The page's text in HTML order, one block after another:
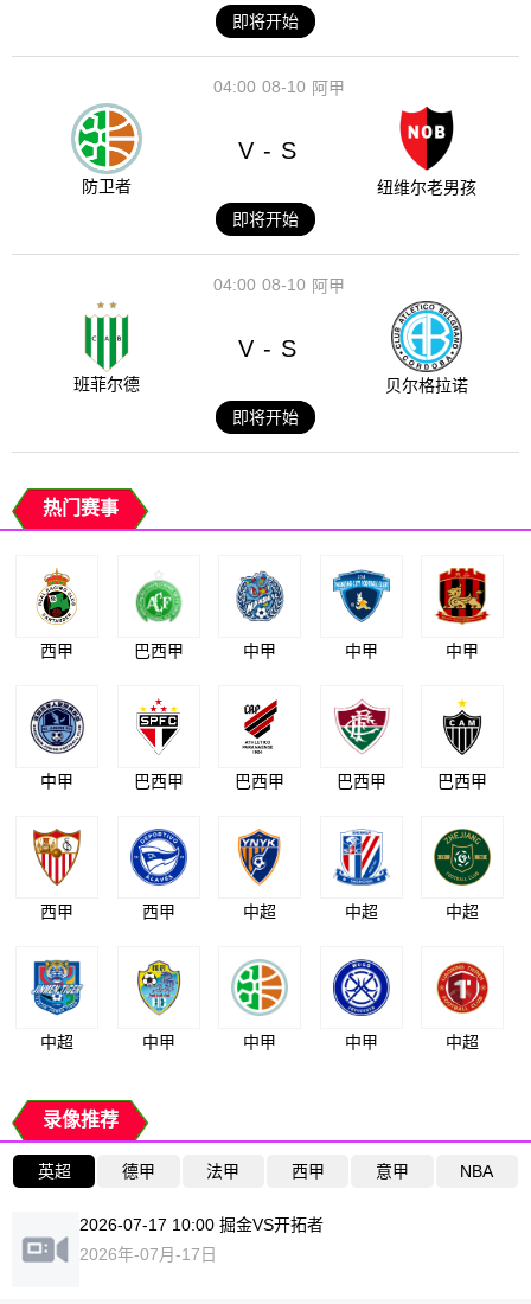
即将开始
08-10
04:00 阿甲
防卫者
V - S
纽维尔老男孩
即将开始
08-10
04:00 阿甲
班菲尔德
V - S
贝尔格拉诺
即将开始
热门赛事
西甲 巴西甲 中甲 中甲 中甲
中甲 巴西甲 巴西甲 巴西甲 巴西甲
西甲 西甲 中超 中超 中超
中超 中甲 中甲 中甲 中超
录像推荐
英超 德甲 法甲 西甲 意甲 NBA
2026-07-17 10:00 掘金VS开拓者
2026年-07月-17日